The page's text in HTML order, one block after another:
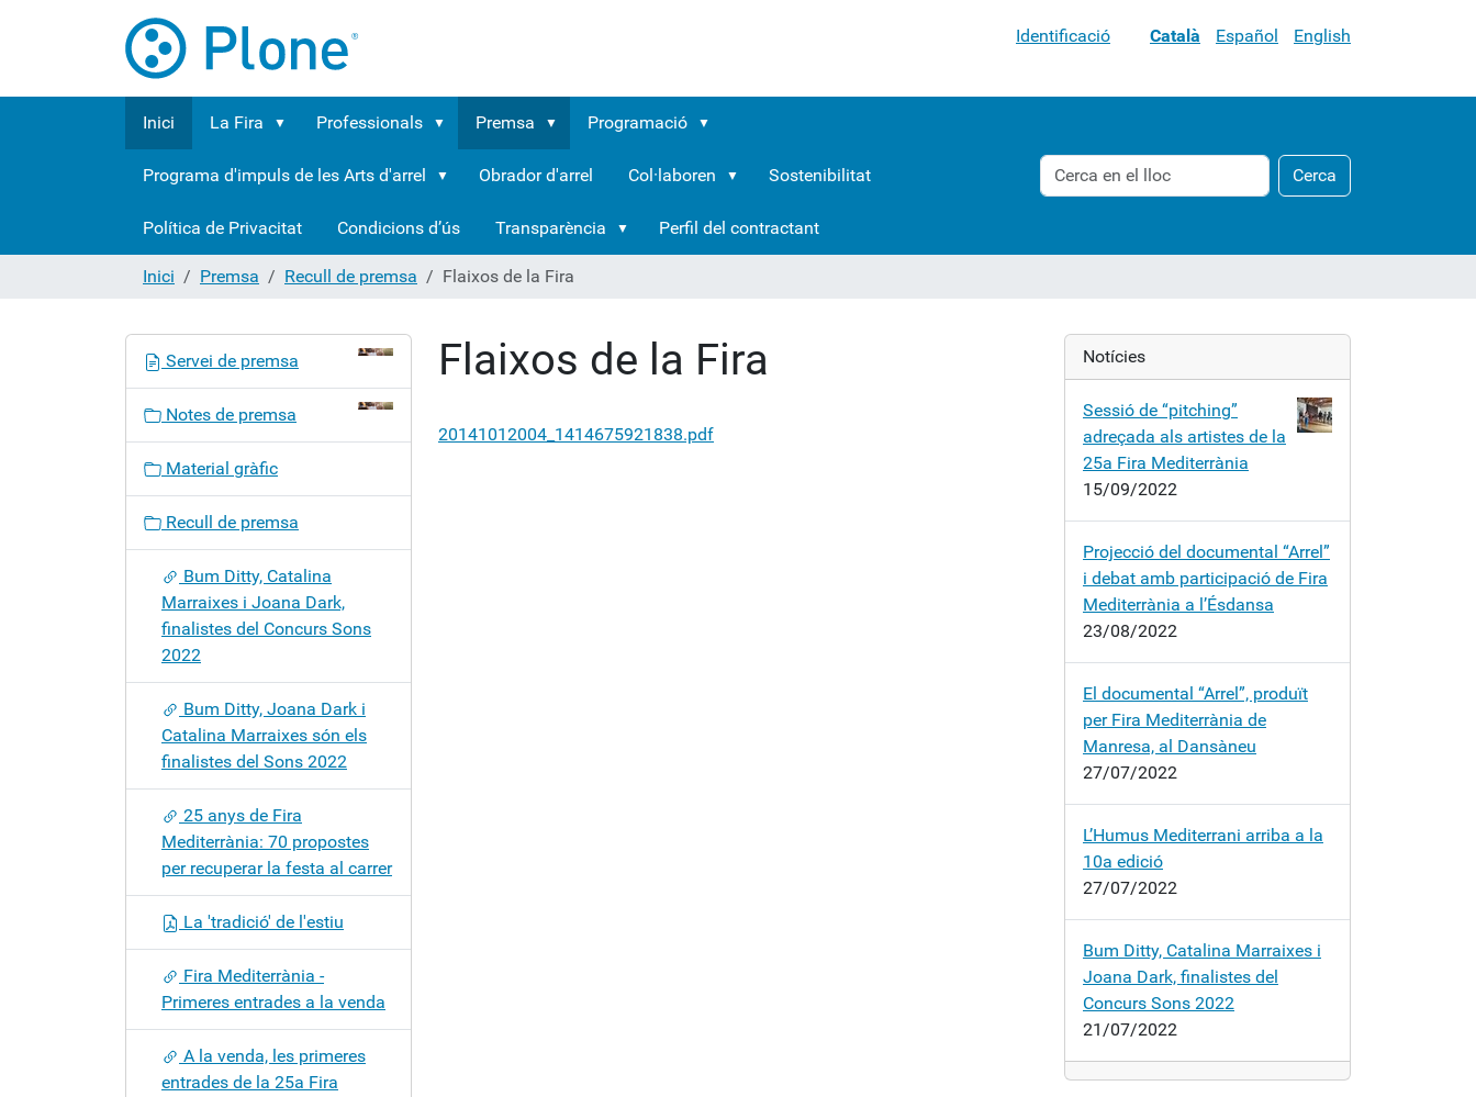
Identificació Català Español English
Inici La Fira Professionals Premsa Programació
Programa d'impuls de les Arts d'arrel Obrador d'arrel Col·laboren Sostenibilitat
Política de Privacitat Condicions d’ús Transparència Perfil del contractant
Cerca Cerca
Cerca
avançada…
Inici Premsa Recull de premsa Flaixos de la Fira
Flaixos de la Fira
20141012004_1414675921838.pdf
ó
Servei de premsa
Notes de premsa
Material gràfic
Recull de premsa
Bum Ditty, Catalina
Marraixes i Joana Dark,
finalistes del Concurs Sons
2022
Bum Ditty, Joana Dark i
Catalina Marraixes són els
finalistes del Sons 2022
25 anys de Fira
Mediterrània: 70 propostes
per recuperar la festa al carrer
La 'tradició' de l'estiu
Fira Mediterrània -
Primeres entrades a la venda
A la venda, les primeres
entrades de la 25a Fira
Notícies
Sessió de “pitching”
adreçada als artistes de la
25a Fira Mediterrània
15/09/2022
Projecció del documental “Arrel”
i debat amb participació de Fira
Mediterrània a l’Ésdansa
23/08/2022
El documental “Arrel”, produït
per Fira Mediterrània de
Manresa, al Dansàneu
27/07/2022
L’Humus Mediterrani arriba a la
10a edició
27/07/2022
Bum Ditty, Catalina Marraixes i
Joana Dark, finalistes del
Concurs Sons 2022
21/07/2022